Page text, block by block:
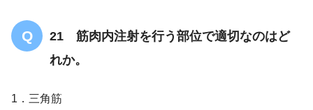
21 筋肉内注射を行う部位で適切なのはど
れか。
1．三角筋